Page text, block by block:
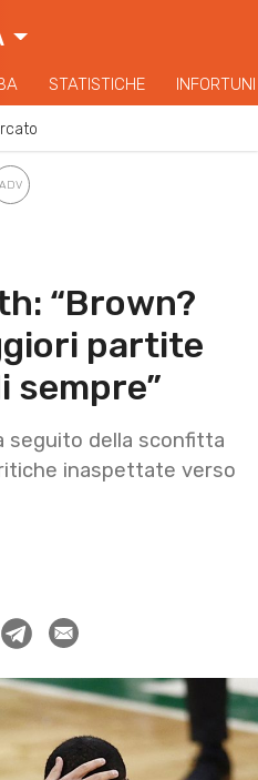
STATISTICHE INFORTUNI
“Brown?
partite
sempre”
seguito della sconfitta
inaspettate verso